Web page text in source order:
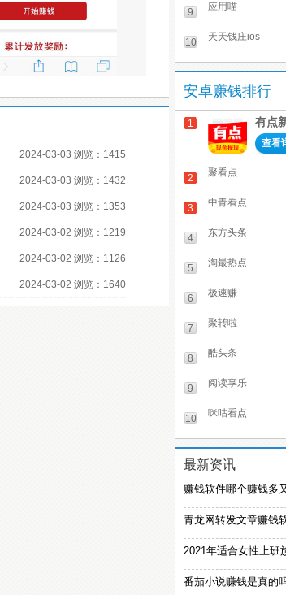
2024-03-03 浏览：1415
2024-03-03 浏览：1432
2024-03-03 浏览：1353
2024-03-02 浏览：1219
2024-03-02 浏览：1126
2024-03-02 浏览：1640
9 应用喵
10 天天钱庄ios
安卓赚钱排行
1 有点
查看
2 聚看点
3 中青看点
4 东方头条
5 淘最热点
6 极速赚
7 聚转啦
8 酷头条
9 阅读享乐
10 咪咕看点
最新资讯